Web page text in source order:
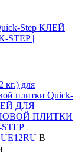
Step КЛЕЙ
|
кг.) для
плитки Quick-
ДЛЯ
ПЛИТКИ
|
В